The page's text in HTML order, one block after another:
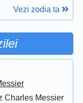
Vezi zodia ta
Charles Messier